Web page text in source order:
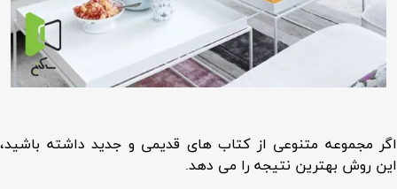
اگر مجموعه متنوعی از کتاب های قدیمی و جدید داشته باشید،
این روش بهترین نتیجه را می دهد.